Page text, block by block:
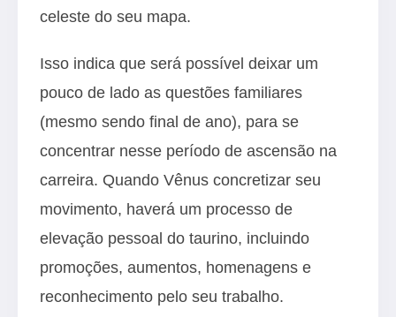
celeste do seu mapa.
Isso indica que será possível deixar um
pouco de lado as questões familiares
(mesmo sendo final de ano), para se
concentrar nesse período de ascensão na
carreira. Quando Vênus concretizar seu
movimento, haverá um processo de
elevação pessoal do taurino, incluindo
promoções, aumentos, homenagens e
reconhecimento pelo seu trabalho.